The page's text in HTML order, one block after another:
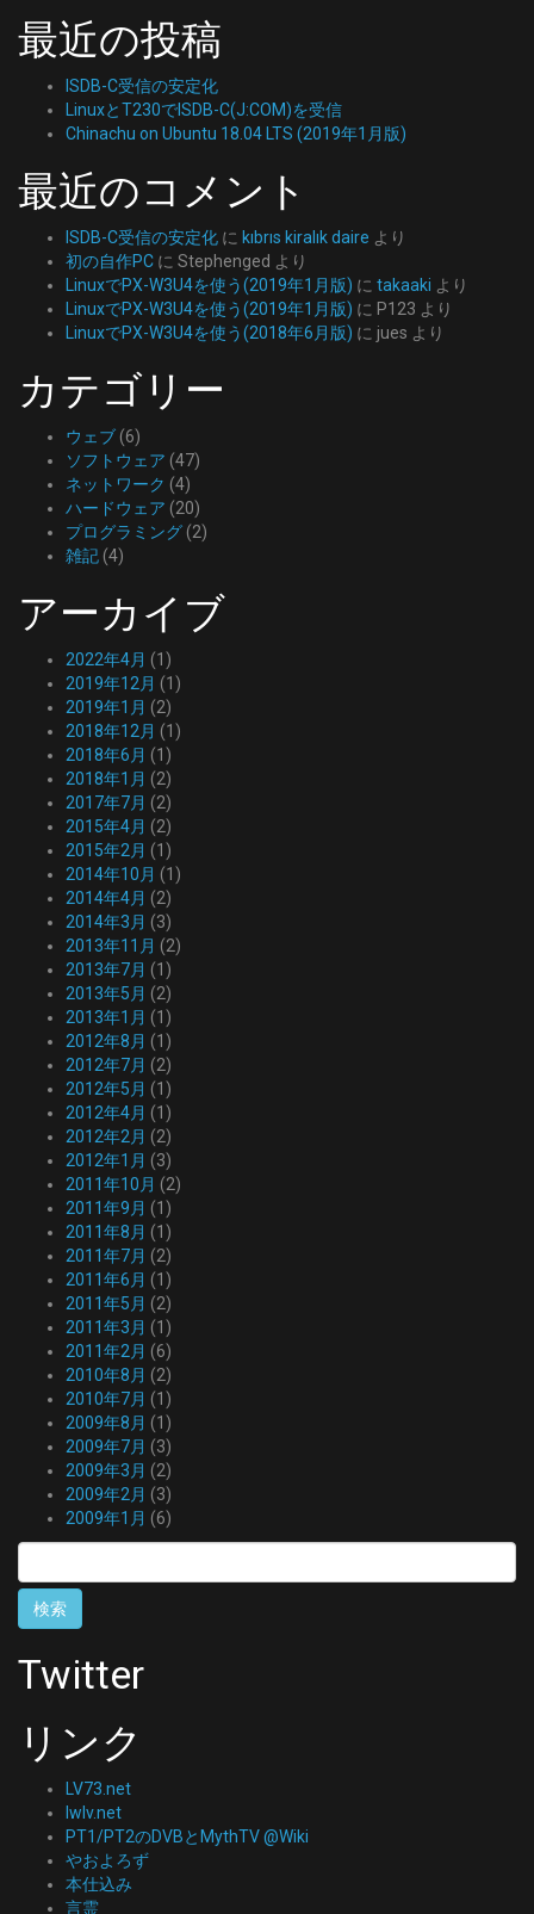
最近の投稿
ISDB-C受信の安定化
LinuxとT230でISDB-C(J:COM)を受信
Chinachu on Ubuntu 18.04 LTS (2019年1月版)
最近のコメント
ISDB-C受信の安定化 に kıbrıs kiralık daire より
初の自作PC に Stephenged より
LinuxでPX-W3U4を使う(2019年1月版) に takaaki より
LinuxでPX-W3U4を使う(2019年1月版) に P123 より
LinuxでPX-W3U4を使う(2018年6月版) に jues より
カテゴリー
ウェブ (6)
ソフトウェア (47)
ネットワーク (4)
ハードウェア (20)
プログラミング (2)
雑記 (4)
アーカイブ
2022年4月 (1)
2019年12月 (1)
2019年1月 (2)
2018年12月 (1)
2018年6月 (1)
2018年1月 (2)
2017年7月 (2)
2015年4月 (2)
2015年2月 (1)
2014年10月 (1)
2014年4月 (2)
2014年3月 (3)
2013年11月 (2)
2013年7月 (1)
2013年5月 (2)
2013年1月 (1)
2012年8月 (1)
2012年7月 (2)
2012年5月 (1)
2012年4月 (1)
2012年2月 (2)
2012年1月 (3)
2011年10月 (2)
2011年9月 (1)
2011年8月 (1)
2011年7月 (2)
2011年6月 (1)
2011年5月 (2)
2011年3月 (1)
2011年2月 (6)
2010年8月 (2)
2010年7月 (1)
2009年8月 (1)
2009年7月 (3)
2009年3月 (2)
2009年2月 (3)
2009年1月 (6)
索:
Twitter
リンク
LV73.net
lwlv.net
PT1/PT2のDVBとMythTV @Wiki
やおよろず
本仕込み
言霊